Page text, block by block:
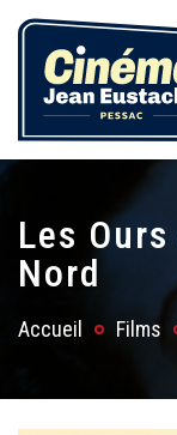
Les
Nord
Accueil Films